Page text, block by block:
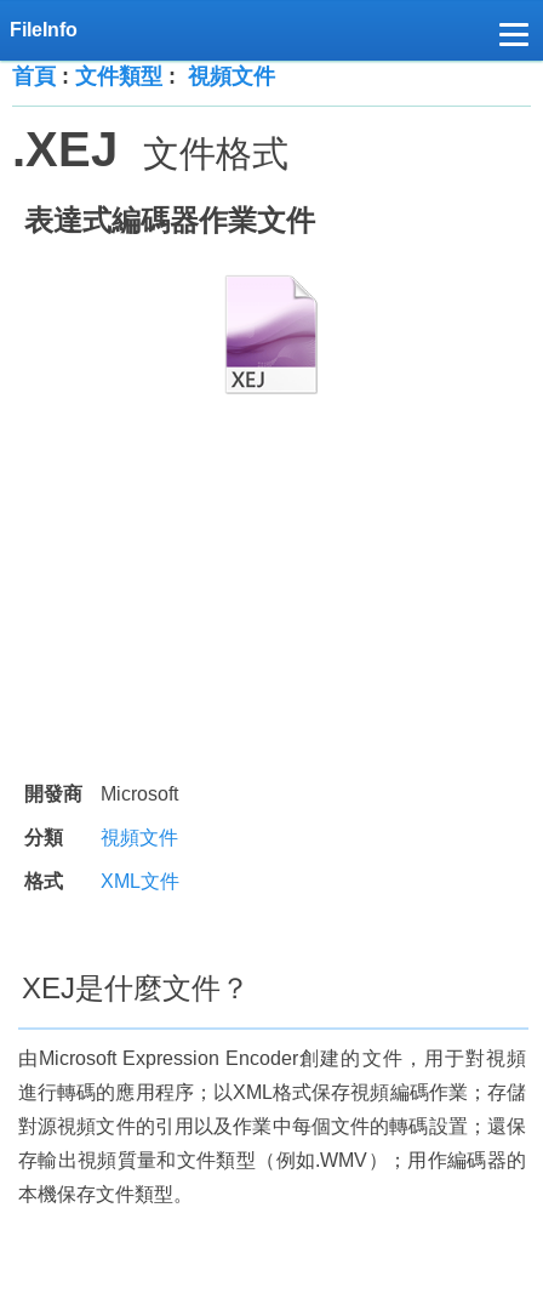
首頁 : 文件類型 : 視頻文件
.XEJ 文件格式
表達式編碼器作業文件
開發商 Microsoft
分類 視頻文件
格式 XML文件
XEJ是什麼文件？
由Microsoft Expression Encoder創建的文件，用于對視頻
進行轉碼的應用程序；以XML格式保存視頻編碼作業；存儲
對源視頻文件的引用以及作業中每個文件的轉碼設置；還保
存輸出視頻質量和文件類型（例如.WMV）；用作編碼器的
本機保存文件類型。